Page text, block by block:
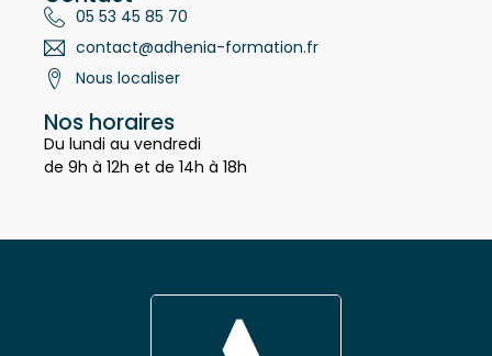
Contact
05 53 45 85 70
contact@adhenia-formation.fr
Nos horaires
Du lundi au vendredi